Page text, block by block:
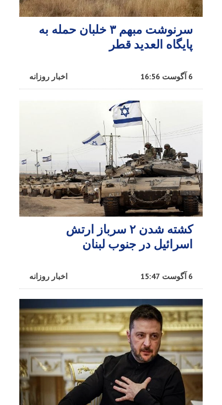
سرنوشت مبهم ۳ خلبان حمله به
پایگاه العدید قطر
اخبار روزانه 6 آگوست 16:56
کشته شدن ۲ سرباز ارتش
اسرائیل در جنوب لبنان
اخبار روزانه 6 آگوست 15:47